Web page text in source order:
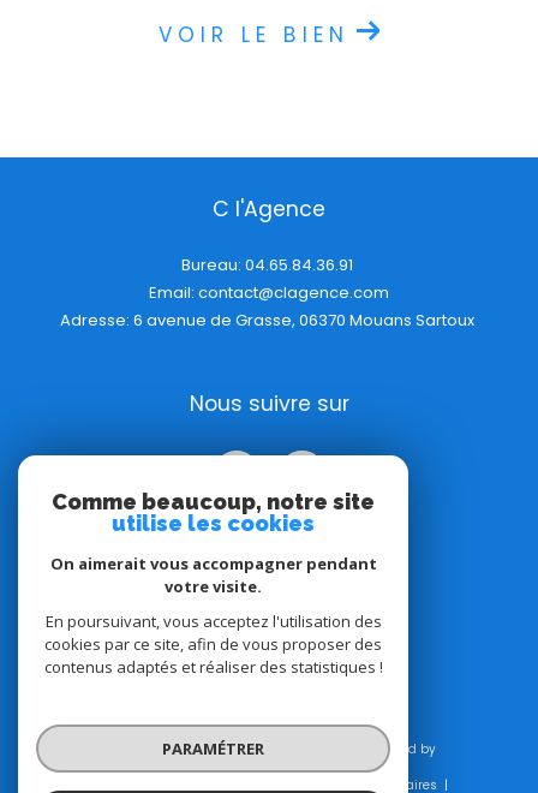
VOIR LE BIEN
C l'Agence
Bureau: 04.65.84.36.91
Email: contact@clagence.com
Adresse: 6 avenue de Grasse, 06370 Mouans Sartoux
Nous suivre sur
© 2026 | Tous droits réservés | Traduction powered by
Google |
Honoraires
Comme beaucoup, notre site
utilise les cookies
On aimerait vous accompagner pendant
votre visite.
En poursuivant, vous acceptez l'utilisation des
cookies par ce site, afin de vous proposer des
contenus adaptés et réaliser des statistiques !
PARAMÉTRER